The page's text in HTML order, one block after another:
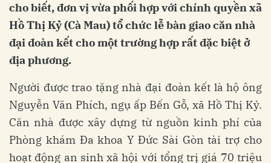
cho biết, đơn vị vừa phối hợp với chính quyền xã
Hồ Thị Kỷ (Cà Mau) tổ chức lễ bàn giao căn nhà
đại đoàn kết cho một trường hợp rất đặc biệt ở
địa phương.
Người được trao tặng nhà đại đoàn kết là hộ ông
Nguyễn Văn Phích, ngụ ấp Bến Gỗ, xã Hồ Thị Kỷ.
Căn nhà được xây dựng từ nguồn kinh phí của
Phòng khám Đa khoa Y Đức Sài Gòn tài trợ cho
hoạt động an sinh xã hội với tổng trị giá 70 triệu